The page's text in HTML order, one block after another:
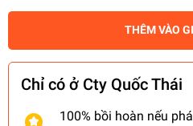
THÊM VÀO
Chỉ có ở Cty Quốc Thái
100% bồi hoàn nếu